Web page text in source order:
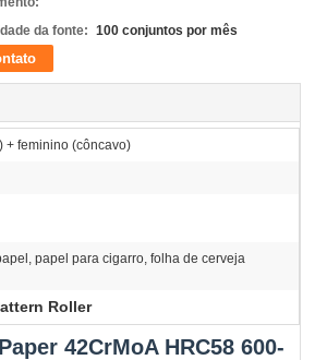
da fonte: 100 conjuntos por mês
+ feminino (côncavo)
papel para cigarro, folha de cerveja
Roller
42CrMoA HRC58 600-